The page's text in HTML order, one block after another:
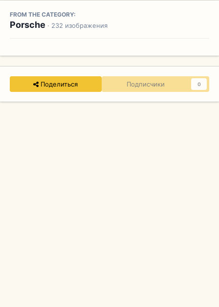
FROM THE CATEGORY:
Porsche · 232 изображения
Поделиться Подписчики 0